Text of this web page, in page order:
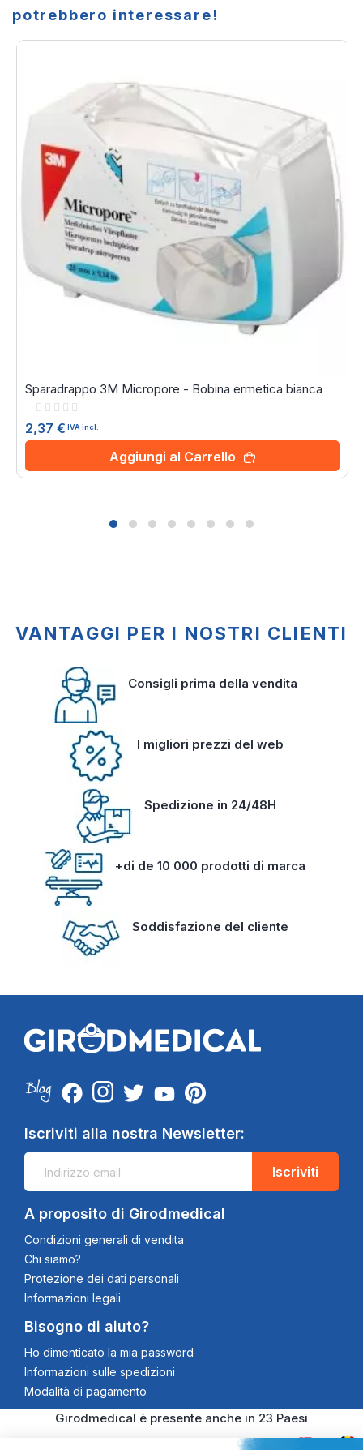
potrebbero interessare!
Sparadrappo 3M Micropore - Bobina ermetica bianca
Rating:
2,37 € IVA incl.
Aggiungi al Carrello
VANTAGGI PER I NOSTRI CLIENTI
Consigli prima della vendita
I migliori prezzi del web
Spedizione in 24/48H
+di de 10 000 prodotti di marca
Soddisfazione del cliente
Iscriviti alla nostra Newsletter:
Iscriviti
A proposito di Girodmedical
Condizioni generali di vendita
Chi siamo?
Protezione dei dati personali
Informazioni legali
Bisogno di aiuto?
Ho dimenticato la mia password
Informazioni sulle spedizioni
Modalità di pagamento
Girodmedical è presente anche in 23 Paesi